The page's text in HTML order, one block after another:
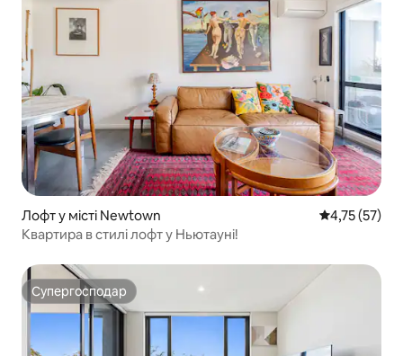
Лофт у місті Newtown Середня
4,75 (57)
Квартира в стилі лофт у Ньютауні!
Супергосподар
Супергосподар